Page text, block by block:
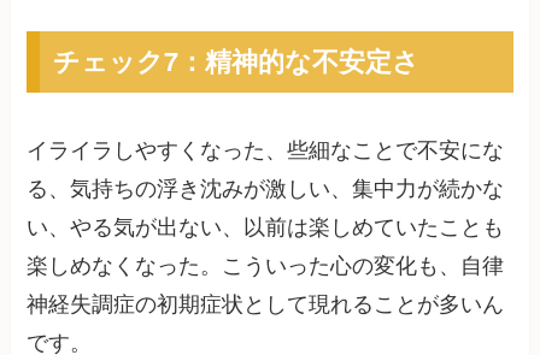
チェック7：精神的な不安定さ
イライラしやすくなった、些細なことで不安にな
る、気持ちの浮き沈みが激しい、集中力が続かな
い、やる気が出ない、以前は楽しめていたことも
楽しめなくなった。こういった心の変化も、自律
神経失調症の初期症状として現れることが多いん
です。